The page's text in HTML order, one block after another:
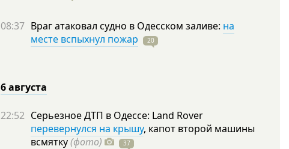
08:37 Враг атаковал судно в Одесском заливе: на
месте вспыхнул пожар
20
6 августа
22:52 Серьезное ДТП в Одессе: Land Rover
перевернулся на крышу, капот второй машины
всмятку(фото) 37